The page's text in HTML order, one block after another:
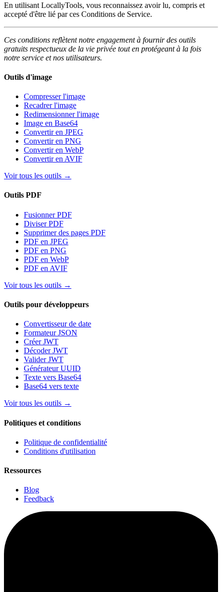
En utilisant LocallyTools, vous reconnaissez avoir lu, compris et
accepté d'être lié par ces Conditions de Service.
Ces conditions reflètent notre engagement à fournir des outils
gratuits respectueux de la vie privée tout en protégeant à la fois
notre service et nos utilisateurs.
Outils d'image
Compresser l'image
Recadrer l'image
Redimensionner l'image
Image en Base64
Convertir en JPEG
Convertir en PNG
Convertir en WebP
Convertir en AVIF
Voir tous les outils →
Outils PDF
Fusionner PDF
Diviser PDF
Supprimer des pages PDF
PDF en JPEG
PDF en PNG
PDF en WebP
PDF en AVIF
Voir tous les outils →
Outils pour développeurs
Convertisseur de date
Formateur JSON
Créer JWT
Décoder JWT
Valider JWT
Générateur UUID
Texte vers Base64
Base64 vers texte
Voir tous les outils →
Politiques et conditions
Politique de confidentialité
Conditions d'utilisation
Ressources
Blog
Feedback